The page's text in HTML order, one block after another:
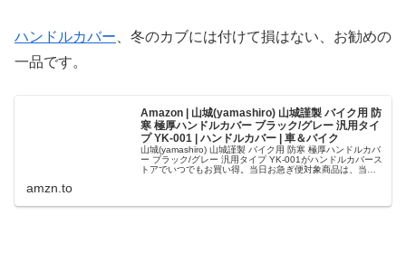
ハンドルカバー 、冬のカブには付けて損はない、お勧めの
一品です。
Amazon | 山城(yamashiro) 山城謹製 バイク用 防
寒 極厚ハンドルカバー ブラック/グレー 汎用タイ
プ YK-001 | ハンドルカバー | 車＆バイク
山城(yamashiro) 山城謹製 バイク用 防寒 極厚ハンドルカバ
ー ブラック/グレー 汎用タイプ YK-001がハンドルカバース
トアでいつでもお買い得。当日お急ぎ便対象商品は、当日
amzn.to